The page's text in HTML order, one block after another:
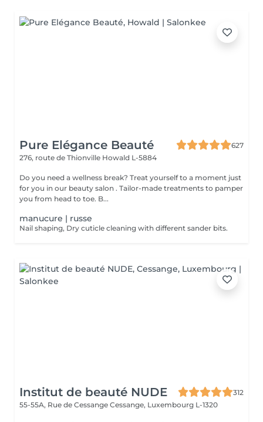
Pure Elégance Beauté
627
276, route de Thionville Howald L-5884
Do you need a wellness break? Treat yourself to a moment just
for you in our beauty salon . Tailor-made treatments to pamper
you from head to toe. B...
manucure | russe
Nail shaping, Dry cuticle cleaning with different sander bits.
Institut de beauté NUDE
312
55-55A, Rue de Cessange Cessange, Luxembourg L-1320